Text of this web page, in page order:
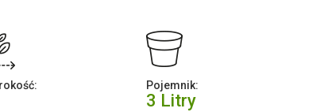
Pojemnik:
3 Litry